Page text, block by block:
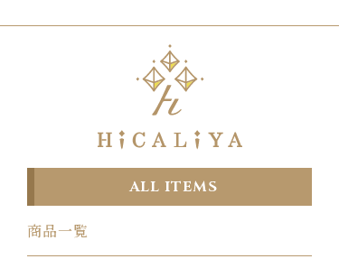
ALL ITEMS
商品一覧